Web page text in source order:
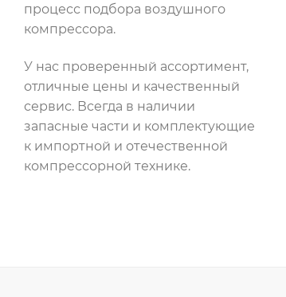
процесс подбора воздушного
компрессора.
У нас проверенный ассортимент,
отличные цены и качественный
сервис. Всегда в наличии
запасные части и комплектующие
к импортной и отечественной
компрессорной технике.